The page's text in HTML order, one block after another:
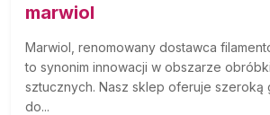
marwiol
Marwiol, renomowany dostawca
to synonim innowacji w obszarze
sztucznych. Nasz sklep oferuje szeroką
do...